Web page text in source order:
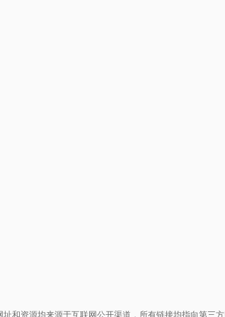
和资源均来源于互联网公开渠道，所有链接均指向第三